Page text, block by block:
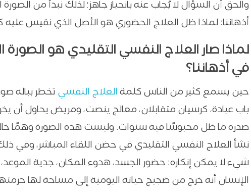
والحق أن السؤال لا يُجاب عنه بانحياز جاهز؛ لذلك نبدأ من
أذهاننا: لماذا ظل العلاج الحضوري هو الأصل الذي نقيس
لماذا صار العلاج النفسي التقليدي هو الصورة
في أذهاننا؟
حين يسمع كثير من الناس كلمة العلاج النفسي تخطر بباله
باب عيادة، كرسيان متقابلان، معالج ينصت، ومريض يحاول أن
صدره ما ظل محبوسًا فيه سنوات. وليست هذه الصورة وهمًا
نشأ العلاج النفسي التقليدي في حضن اللقاء المباشر، وفي ذلك
شيء لا يمكن إنكاره: حضور الجسد، هدوء المكان، جدية
الإنسان أنه خرج من ضجيج حياته اليومية إلى مساحة لها